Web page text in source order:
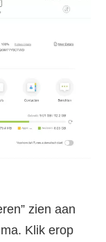
zien aan
Klik erop